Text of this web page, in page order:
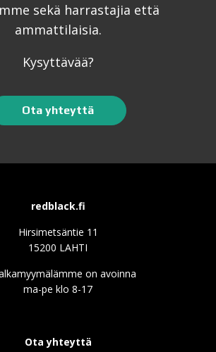
sekä harrastajia että
ammattilaisia.
Kysyttävää?
Ota yhteyttä
redblack.fi
Hirsimetsäntie 11
15200 LAHTI
on avoinna
ma-pe klo 8-17
Ota yhteyttä